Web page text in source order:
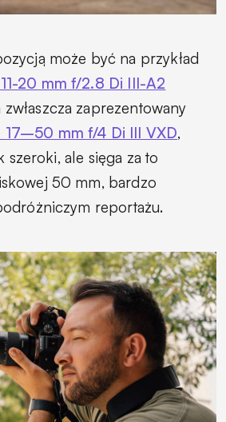
może być na przykład
20 mm f/2.8 Di III-A2
zaprezentowany
17–50 mm f/4 Di III VXD,
szeroki, ale sięga za to
50 mm, bardzo
reportażu.